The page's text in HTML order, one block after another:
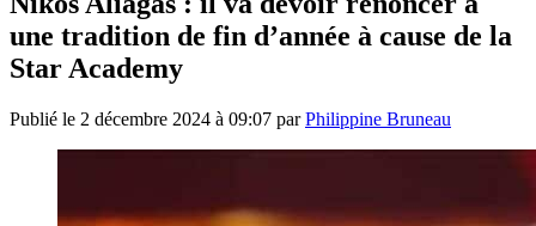
une tradition de fin d’année à cause de la
Star Academy
Publié le 2 décembre 2024 à 09:07 parPhilippine Bruneau